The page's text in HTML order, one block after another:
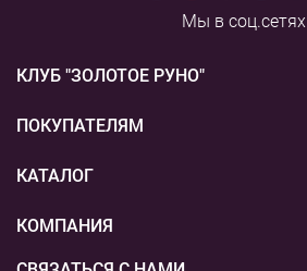
Мы в соц.сетях
КЛУБ "ЗОЛОТОЕ РУНО"
Новости
Акции
ПОКУПАТЕЛЯМ
Бонусная система
Подарочные сертификаты
Способы оплаты
КАТАЛОГ
Вышивка
КОМПАНИЯ